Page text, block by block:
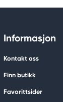
Informasjon
Kontakt oss
Finn butikk
Favorittsider